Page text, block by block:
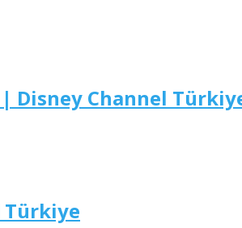
Disney Channel
Türkiye